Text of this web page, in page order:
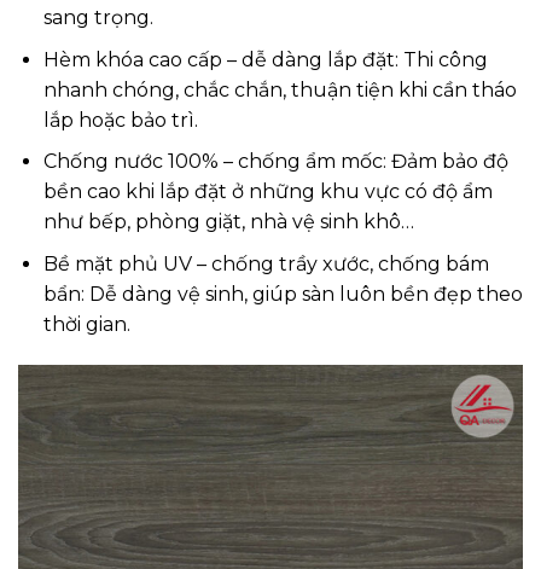
sang trọng.
Hèm khóa cao cấp – dễ dàng lắp đặt: Thi công
nhanh chóng, chắc chắn, thuận tiện khi cần tháo
lắp hoặc bảo trì.
Chống nước 100% – chống ẩm mốc: Đảm bảo độ
bền cao khi lắp đặt ở những khu vực có độ ẩm
như bếp, phòng giặt, nhà vệ sinh khô…
Bề mặt phủ UV – chống trầy xước, chống bám
bẩn: Dễ dàng vệ sinh, giúp sàn luôn bền đẹp theo
thời gian.